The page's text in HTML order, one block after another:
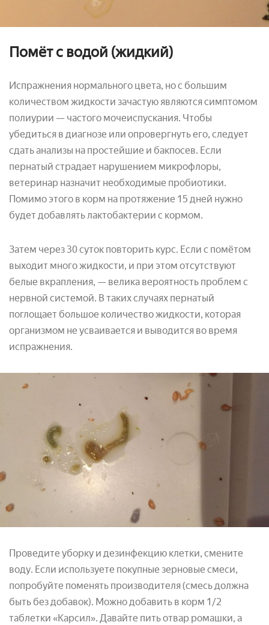
Помёт с водой (жидкий)
Испражнения нормального цвета, но с большим
количеством жидкости зачастую являются симптомом
полиурии — частого мочеиспускания. Чтобы
убедиться в диагнозе или опровергнуть его, следует
сдать анализы на простейшие и бакпосев. Если
пернатый страдает нарушением микрофлоры,
ветеринар назначит необходимые пробиотики.
Помимо этого в корм на протяжение 15 дней нужно
будет добавлять лактобактерии с кормом.
Затем через 30 суток повторить курс. Если с помётом
выходит много жидкости, и при этом отсутствуют
белые вкрапления, — велика вероятность проблем с
нервной системой. В таких случаях пернатый
поглощает большое количество жидкости, которая
организмом не усваивается и выводится во время
испражнения.
Проведите уборку и дезинфекцию клетки, смените
воду. Если используете покупные зерновые смеси,
попробуйте поменять производителя (смесь должна
быть без добавок). Можно добавить в корм 1/2
таблетки «Карсил». Давайте пить отвар ромашки, а